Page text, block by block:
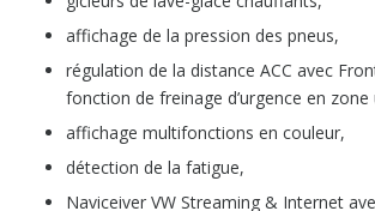
affichage de la pression des pneus,
régulation de la distance ACC avec
fonction de freinage d’urgence en zone
affichage multifonctions en couleur,
détection de la fatigue,
Naviceiver VW Streaming & Internet